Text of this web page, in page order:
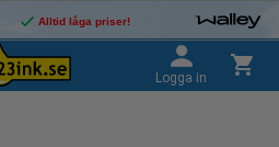
Alltid låga priser!
Logga in